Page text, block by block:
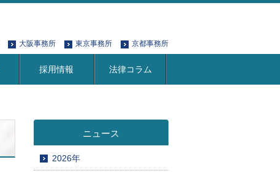
大阪事務所 東京事務所 京都事務所
採用情報 法律コラム
ニュース
2026年